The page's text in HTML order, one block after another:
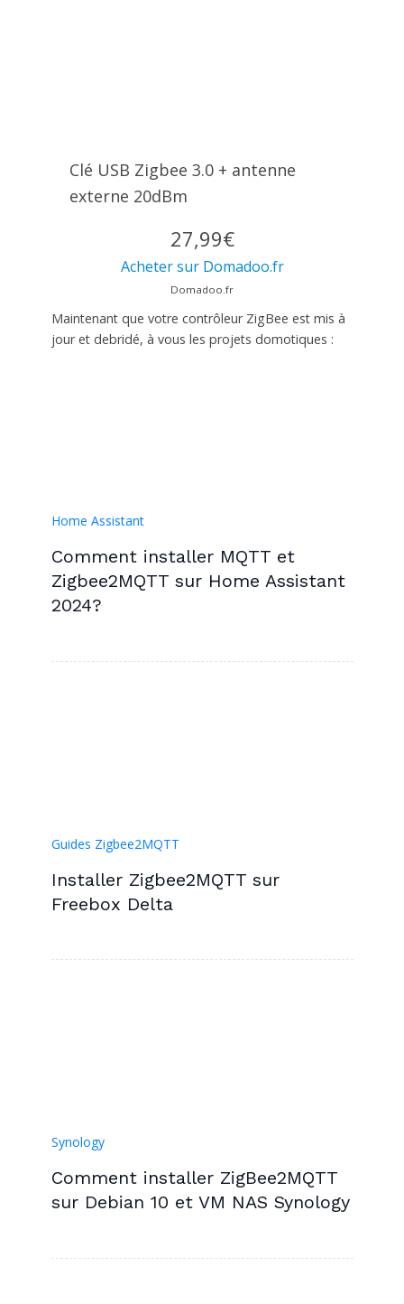
Clé USB Zigbee 3.0 + antenne
externe 20dBm
27,99€
Acheter sur Domadoo.fr
Domadoo.fr
Maintenant que votre contrôleur ZigBee est mis à
jour et debridé, à vous les projets domotiques :
Home Assistant
Comment installer MQTT et
Zigbee2MQTT sur Home Assistant
2024?
Guides Zigbee2MQTT
Installer Zigbee2MQTT sur
Freebox Delta
Synology
Comment installer ZigBee2MQTT
sur Debian 10 et VM NAS Synology